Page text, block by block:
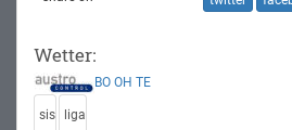
Wetter:
BO OH TE
sis liga